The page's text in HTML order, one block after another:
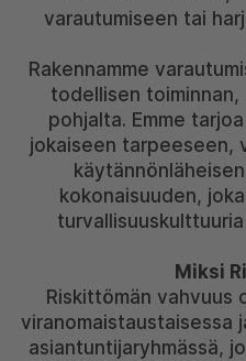
varautumiseen tai
Rakennamme
todellisen
pohjalta. Emme
jokaiseen tarpeeseen,
kokonaisuuden,
Miksi
Riskittömän vahvuus
viranomaistaustaisessa
asiantuntijaryhmässä,